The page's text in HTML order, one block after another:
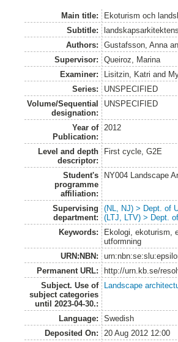
Main title:
Ekoturism och
Subtitle:
Authors:
Gustafsson, Anna
Supervisor:
Queiroz, Marina
Examiner:
Lisitzin, Katri and
Series:
UNSPECIFIED
Volume/Sequential
designation:
UNSPECIFIED
Year of
Publication:
2012
Level and depth
descriptor:
First cycle, G2E
Student's
programme
affiliation:
NY004 Landscape
Supervising
department:
(NL, NJ) > Dept. of
(LTJ, LTV) > Dept.
Keywords:
Ekologi, ekoturism,
utformning
URN:NBN:
Permanent URL:
http://urn.kb.se/
Subject. Use of
subject categories
until 2023-04-30.:
Landscape
Language:
Swedish
Deposited On:
20 Aug 2012 12:00